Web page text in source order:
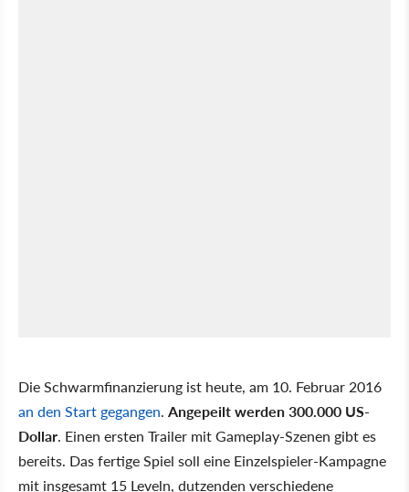
Die Schwarmfinanzierung ist heute, am 10. Februar 2016
an den Start gegangen. Angepeilt werden 300.000 US-
Dollar. Einen ersten Trailer mit Gameplay-Szenen gibt es
bereits. Das fertige Spiel soll eine Einzelspieler-Kampagne
mit insgesamt 15 Leveln, dutzenden verschiedene